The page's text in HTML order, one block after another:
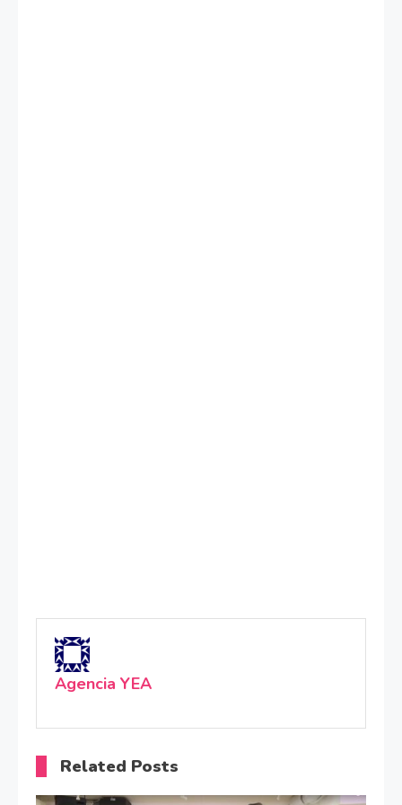
Agencia YEA
Related Posts